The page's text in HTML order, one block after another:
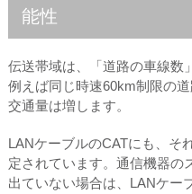
能性
伝送帯域は、「道路の車線数
例えば同じ時速60km制限の
交通量は増します。
LANケーブルのCATにも、そ
定されています。通信機器の
出ていない場合は、LANケー